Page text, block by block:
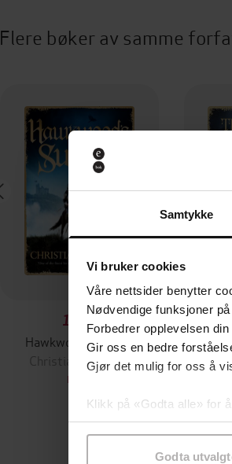
Samtykke
Vi bruker cookies
Våre nettsider benytter
Nødvendige funksjoner
Forbedrer opplevelsen
Gir oss en bedre
Gjør det mulig for oss å
Klikk på «Godta alle» for
samtykke til spesifikke
Godta
Flere bøker av samme
130,-
Hawkwood's Sword
Christian Cameron
EBOK